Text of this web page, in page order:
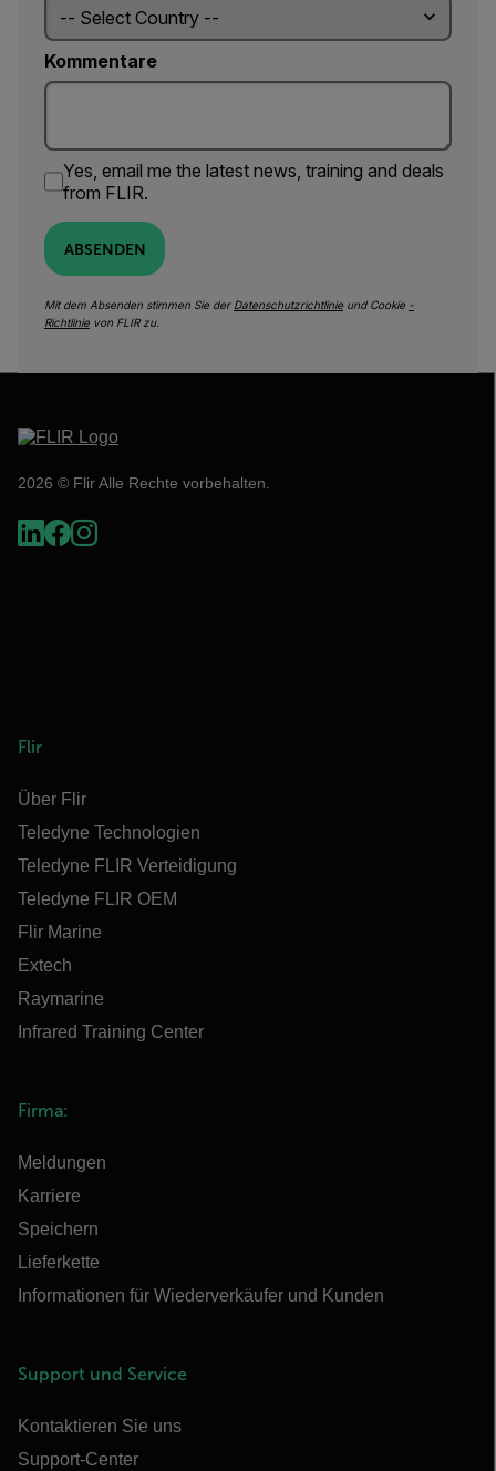
Kommentare
Yes, email me the latest news, training and deals
from FLIR.
ABSENDEN
Mit dem Absenden stimmen Sie der Datenschutzrichtlinie und Cookie -
Richtlinie von FLIR zu.
2026 © Flir Alle Rechte vorbehalten.
Flir
Über Flir
Teledyne Technologien
Teledyne FLIR Verteidigung
Teledyne FLIR OEM
Flir Marine
Extech
Raymarine
Infrared Training Center
Firma:
Meldungen
Karriere
Speichern
Lieferkette
Informationen für Wiederverkäufer und Kunden
Support und Service
Kontaktieren Sie uns
Support-Center